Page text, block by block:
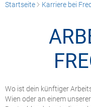
Startseite Karriere bei
Wo ist dein künftiger
Wien oder an einem